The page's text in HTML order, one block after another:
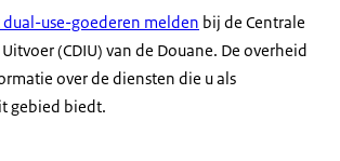
use-goederen melden bij de Centrale
(CDIU) van de Douane. De overheid
over de diensten die u als
gebied biedt.